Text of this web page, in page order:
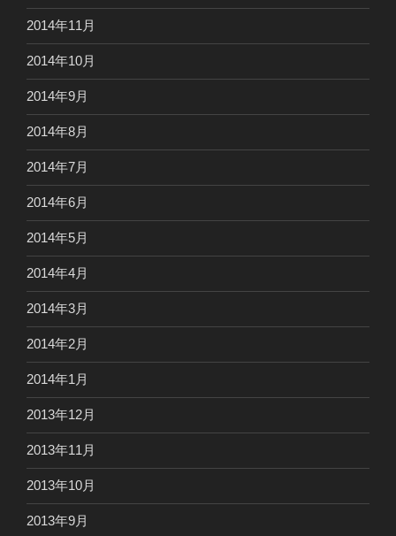
2014年11月
2014年10月
2014年9月
2014年8月
2014年7月
2014年6月
2014年5月
2014年4月
2014年3月
2014年2月
2014年1月
2013年12月
2013年11月
2013年10月
2013年9月